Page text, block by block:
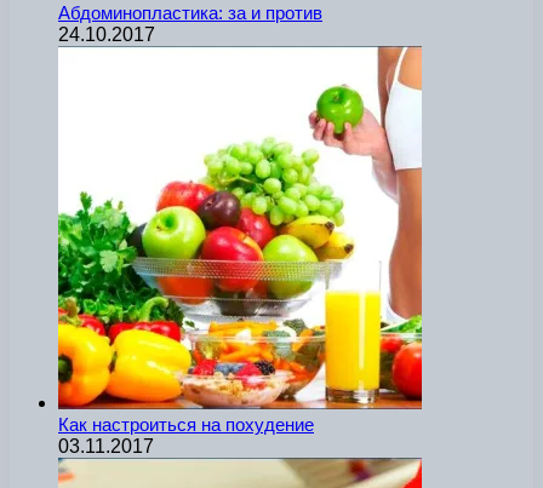
Абдоминопластика: за и против
24.10.2017
Как настроиться на похудение
03.11.2017